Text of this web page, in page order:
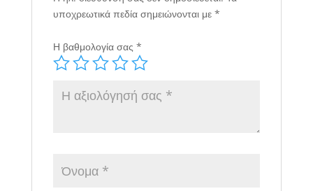
υποχρεωτικά πεδία σημειώνονται με *
Η βαθμολογία σας *